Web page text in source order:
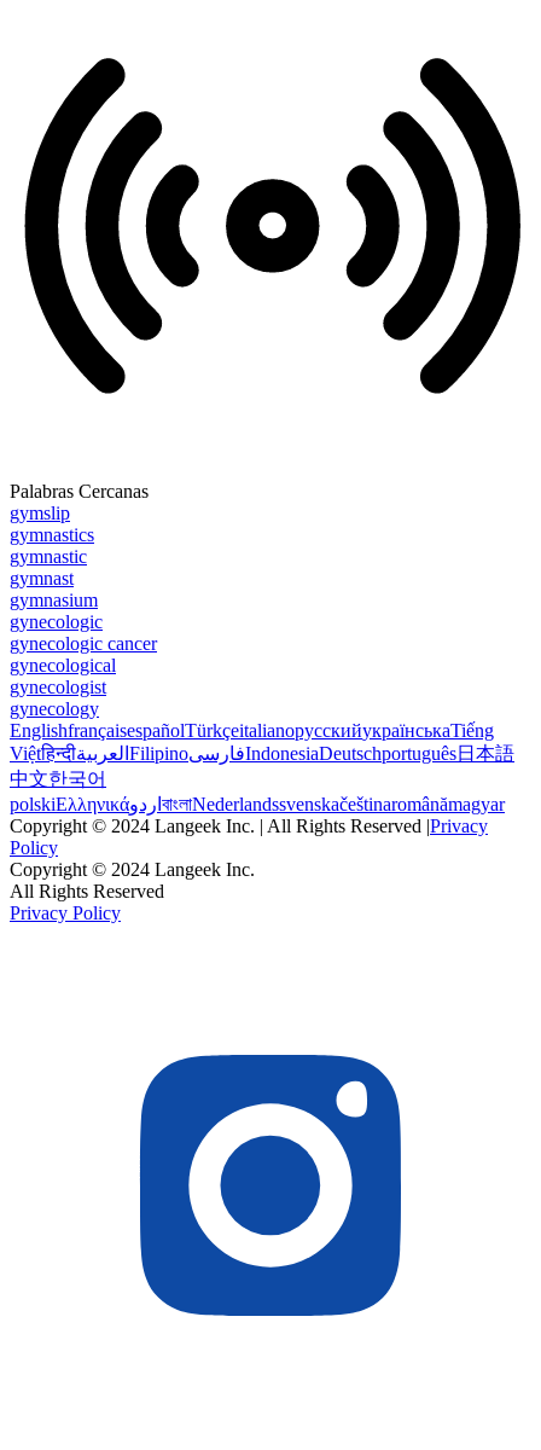
Palabras Cercanas
gymslip
gymnastics
gymnastic
gymnast
gymnasium
gynecologic
gynecologic cancer
gynecological
gynecologist
gynecology
EnglishfrançaisespañolTürkçeitalianoрусскийукраїнськаTiếng
Việtहिन्दीالعربية FilipinoفارسیIndonesiaDeutschportuguês日本語
中文한국어
polskiΕλληνικάاردو বাংলাNederlandssvenskačeštinaromânămagyar
Copyright © 2024 Langeek Inc. | All Rights Reserved |Privacy
Policy
Copyright © 2024 Langeek Inc.
All Rights Reserved
Privacy Policy